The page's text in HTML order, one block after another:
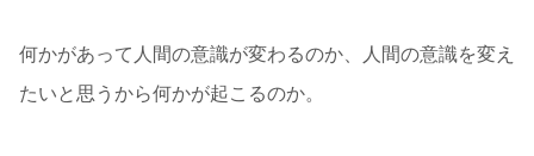
何かがあって人間の意識が変わるのか、人間の意識を変え
たいと思うから何かが起こるのか。